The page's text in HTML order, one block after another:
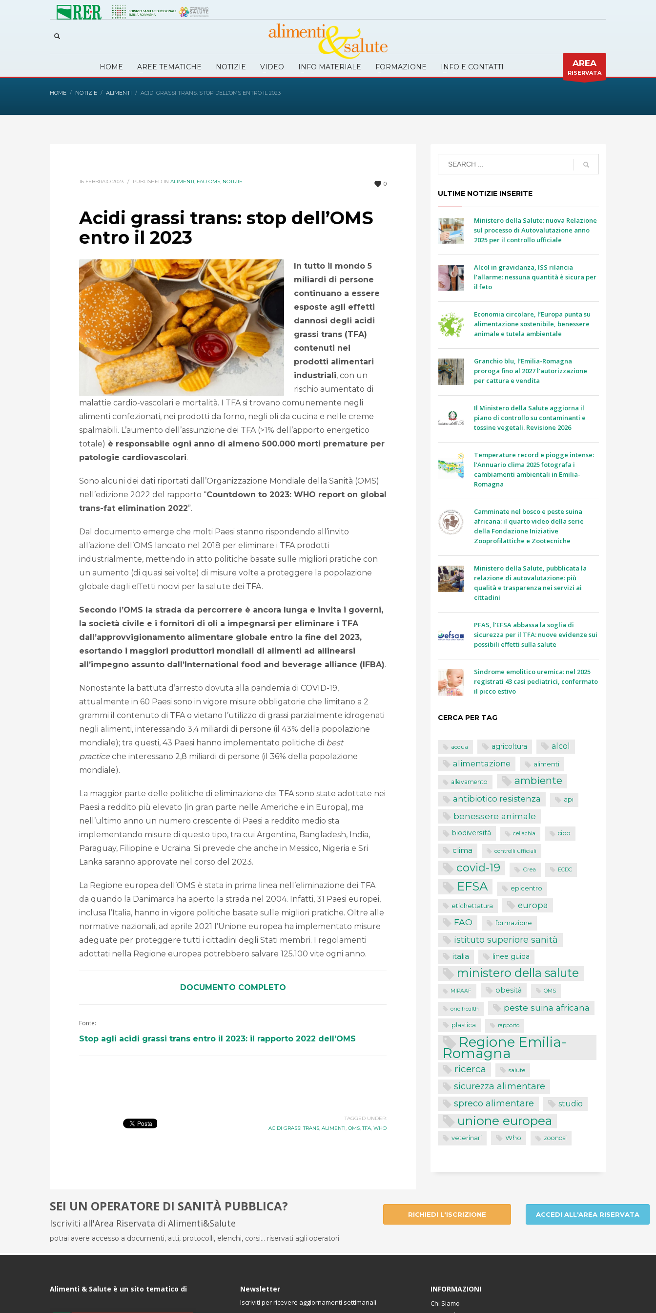
HOME AREE TEMATICHE NOTIZIE VIDEO INFO MATERIALE FORMAZIONE INFO E CONTATTI AREA
RISERVATA
HOME NOTIZIE ALIMENTI ACIDI GRASSI TRANS: STOP DELL’OMS ENTRO IL 2023
0
16 FEBBRAIO 2023 / PUBLISHED IN ALIMENTI, FAO OMS, NOTIZIE
Acidi grassi trans: stop dell’OMS
entro il 2023
In tutto il mondo 5
miliardi di persone
continuano a essere
esposte agli effetti
dannosi degli acidi
grassi trans (TFA)
contenuti nei
prodotti alimentari
industriali, con un
rischio aumentato di
malattie cardio-vascolari e mortalità. I TFA si trovano comunemente negli
alimenti confezionati, nei prodotti da forno, negli oli da cucina e nelle creme
spalmabili. L’aumento dell’assunzione dei TFA (>1% dell’apporto energetico
totale) è responsabile ogni anno di almeno 500.000 morti premature per
patologie cardiovascolari.
Sono alcuni dei dati riportati dall’Organizzazione Mondiale della Sanità (OMS)
nell’edizione 2022 del rapporto “Countdown to 2023: WHO report on global
trans-fat elimination 2022”.
Dal documento emerge che molti Paesi stanno rispondendo all’invito
all’azione dell’OMS lanciato nel 2018 per eliminare i TFA prodotti
industrialmente, mettendo in atto politiche basate sulle migliori pratiche con
un aumento (di quasi sei volte) di misure volte a proteggere la popolazione
globale dagli effetti nocivi per la salute dei TFA.
Secondo l’OMS la strada da percorrere è ancora lunga e invita i governi,
la società civile e i fornitori di oli a impegnarsi per eliminare i TFA
dall’approvvigionamento alimentare globale entro la fine del 2023,
esortando i maggiori produttori mondiali di alimenti ad allinearsi
all’impegno assunto dall’International food and beverage alliance (IFBA).
Nonostante la battuta d’arresto dovuta alla pandemia di COVID-19,
attualmente in 60 Paesi sono in vigore misure obbligatorie che limitano a 2
grammi il contenuto di TFA o vietano l’utilizzo di grassi parzialmente idrogenati
negli alimenti, interessando 3,4 miliardi di persone (il 43% della popolazione
mondiale); tra questi, 43 Paesi hanno implementato politiche di best
practice che interessano 2,8 miliardi di persone (il 36% della popolazione
mondiale).
La maggior parte delle politiche di eliminazione dei TFA sono state adottate nei
Paesi a reddito più elevato (in gran parte nelle Americhe e in Europa), ma
nell’ultimo anno un numero crescente di Paesi a reddito medio sta
implementando misure di questo tipo, tra cui Argentina, Bangladesh, India,
Paraguay, Filippine e Ucraina. Si prevede che anche in Messico, Nigeria e Sri
Lanka saranno approvate nel corso del 2023.
La Regione europea dell’OMS è stata in prima linea nell’eliminazione dei TFA
da quando la Danimarca ha aperto la strada nel 2004. Infatti, 31 Paesi europei,
inclusa l’Italia, hanno in vigore politiche basate sulle migliori pratiche. Oltre alle
normative nazionali, ad aprile 2021 l’Unione europea ha implementato misure
adeguate per proteggere tutti i cittadini degli Stati membri. I regolamenti
adottati nella Regione europea potrebbero salvare 125.100 vite ogni anno.
DOCUMENTO COMPLETO
Fonte:
Stop agli acidi grassi trans entro il 2023: il rapporto 2022 dell’OMS
TAGGED UNDER:
ACIDI GRASSI TRANS, ALIMENTI, OMS,TFA, WHO
ULTIME NOTIZIE INSERITE
Ministero della Salute: nuova Relazione
sul processo di Autovalutazione anno
2025 per il controllo ufficiale
Alcol in gravidanza, ISS rilancia
l’allarme: nessuna quantità è sicura per
il feto
Economia circolare, l’Europa punta su
alimentazione sostenibile, benessere
animale e tutela ambientale
Granchio blu, l’Emilia-Romagna
proroga fino al 2027 l’autorizzazione
per cattura e vendita
Il Ministero della Salute aggiorna il
piano di controllo su contaminanti e
tossine vegetali. Revisione 2026
Temperature record e piogge intense:
l’Annuario clima 2025 fotografa i
cambiamenti ambientali in Emilia-
Romagna
Camminate nel bosco e peste suina
africana: il quarto video della serie
della Fondazione Iniziative
Zooprofilattiche e Zootecniche
Ministero della Salute, pubblicata la
relazione di autovalutazione: più
qualità e trasparenza nei servizi ai
cittadini
PFAS, l’EFSA abbassa la soglia di
sicurezza per il TFA: nuove evidenze sui
possibili effetti sulla salute
Sindrome emolitico uremica: nel 2025
registrati 43 casi pediatrici, confermato
il picco estivo
CERCA PER TAG
acqua agricoltura alcol
alimentazione alimenti
allevamento ambiente
antibiotico resistenza api
benessere animale
biodiversità celiachia cibo
clima controlli ufficiali
covid-19 Crea ECDC
EFSA epicentro
etichettatura europa
FAO formazione
istituto superiore sanità
italia linee guida
ministero della salute
MIPAAF obesità OMS
one health peste suina africana
plastica rapporto
Regione Emilia-
Romagna
ricerca salute
sicurezza alimentare
spreco alimentare studio
unione europea
veterinari Who zoonosi
SEI UN OPERATORE DI SANITÀ PUBBLICA?
Iscriviti all'Area Riservata di Alimenti&Salute
potrai avere accesso a documenti, atti, protocolli, elenchi, corsi... riservati agli operatori
RICHIEDI L'ISCRIZIONE ACCEDI ALL'AREA RISERVATA
Alimenti & Salute è un sito tematico di Newsletter
Iscriviti per ricevere aggiornamenti settimanali
INFORMAZIONI
Chi Siamo